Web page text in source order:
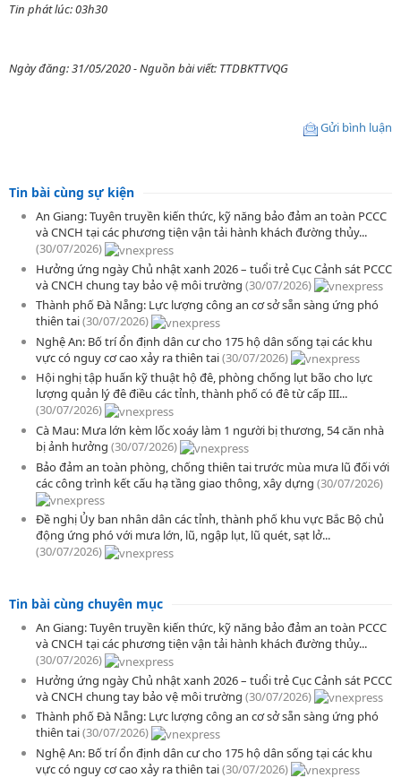
Tin phát lúc:03h30
Ngày đăng: 31/05/2020 - Nguồn bài viết: TTDBKTTVQG
Gửi bình luận
Tin bài cùng sự kiện
An Giang: Tuyên truyền kiến thức, kỹ năng bảo đảm an toàn PCCC
và CNCH tại các phương tiện vận tải hành khách đường thủy...
(30/07/2026)
Hưởng ứng ngày Chủ nhật xanh 2026 – tuổi trẻ Cục Cảnh sát PCCC
và CNCH chung tay bảo vệ môi trường (30/07/2026)
Thành phố Đà Nẵng: Lực lượng công an cơ sở sẵn sàng ứng phó
thiên tai(30/07/2026)
Nghệ An: Bố trí ổn định dân cư cho 175 hộ dân sống tại các khu
vực có nguy cơ cao xảy ra thiên tai(30/07/2026)
Hội nghị tập huấn kỹ thuật hộ đê, phòng chống lụt bão cho lực
lượng quản lý đê điều các tỉnh, thành phố có đê từ cấp III...
(30/07/2026)
Cà Mau: Mưa lớn kèm lốc xoáy làm 1 người bị thương, 54 căn nhà
bị ảnh hưởng (30/07/2026)
Bảo đảm an toàn phòng, chống thiên tai trước mùa mưa lũ đối với
các công trình kết cấu hạ tầng giao thông, xây dựng (30/07/2026)
Đề nghị Ủy ban nhân dân các tỉnh, thành phố khu vực Bắc Bộ chủ
động ứng phó với mưa lớn, lũ, ngập lụt, lũ quét, sạt lở...
(30/07/2026)
Tin bài cùng chuyên mục
An Giang: Tuyên truyền kiến thức, kỹ năng bảo đảm an toàn PCCC
và CNCH tại các phương tiện vận tải hành khách đường thủy...
(30/07/2026)
Hưởng ứng ngày Chủ nhật xanh 2026 – tuổi trẻ Cục Cảnh sát PCCC
và CNCH chung tay bảo vệ môi trường (30/07/2026)
Thành phố Đà Nẵng: Lực lượng công an cơ sở sẵn sàng ứng phó
thiên tai(30/07/2026)
Nghệ An: Bố trí ổn định dân cư cho 175 hộ dân sống tại các khu
vực có nguy cơ cao xảy ra thiên tai(30/07/2026)